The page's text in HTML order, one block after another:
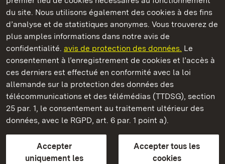
du site. Nous utilisons également des cookies à des fins
d’analyse et de statistiques anonymes. Vous trouverez de
plus amples informations dans notre avis de
confidentialité. avis de protection des données. Le
consentement à l’enregistrement de cookies et l’accès à
ces derniers est effectué en conformité avec la loi
allemande sur la protection des données des
télécommunications et des télémédias (TTDSG), section
25 par. 1, le consentement au traitement ultérieur des
données, avec le RGPD, art. 6 par. 1 point a).
Accepter
uniquement les
Accepter tous les
cookies
Château-fort de Wäscherschloss
Châteaux et jardins publics du Bade-Wurtemberg
FAQ et réponsesMentions légalesProtection des données
Explications sur l’accessibilité
BITV-konform (geprüfte Seiten)
plus loin